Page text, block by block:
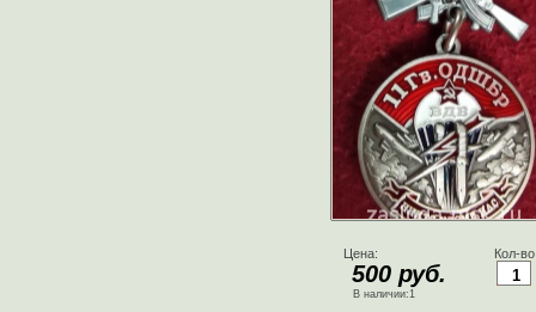
Цена:
500 руб.
В наличии:1
Кол-